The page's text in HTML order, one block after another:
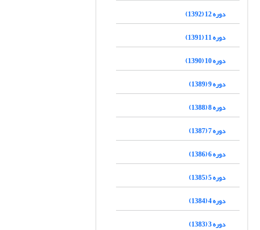
دوره 12 (1392)
دوره 11 (1391)
دوره 10 (1390)
دوره 9 (1389)
دوره 8 (1388)
دوره 7 (1387)
دوره 6 (1386)
دوره 5 (1385)
دوره 4 (1384)
دوره 3 (1383)